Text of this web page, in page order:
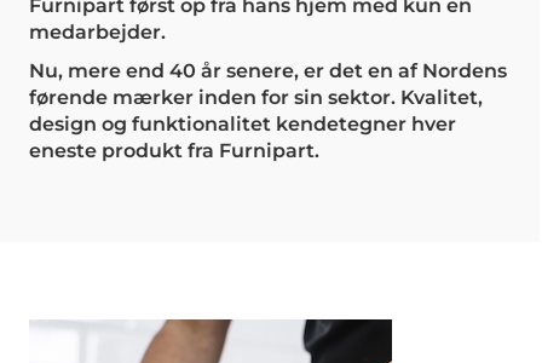
Furnipart først op fra hans hjem med kun en
medarbejder.
Nu, mere end 40 år senere, er det en af Nordens
førende mærker inden for sin sektor. Kvalitet,
design og funktionalitet kendetegner hver
eneste produkt fra Furnipart.